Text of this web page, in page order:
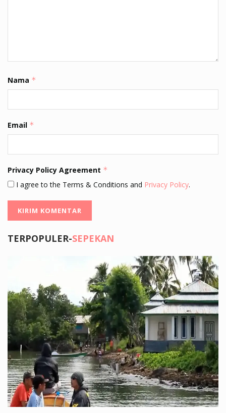
Nama *
Email *
Privacy Policy Agreement *
I agree to the Terms & Conditions and Privacy Policy.
TERPOPULER-SEPEKAN